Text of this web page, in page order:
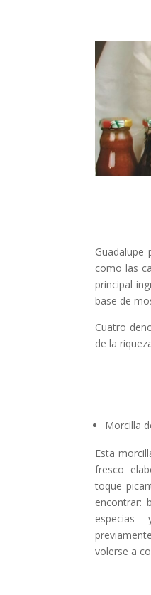
como las
principal
base de
Cuatro
de la
Morcilla
Esta
fresco
toque
encontrar:
volerse a